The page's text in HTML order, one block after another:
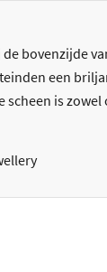
bovenzijde
een
scheen is